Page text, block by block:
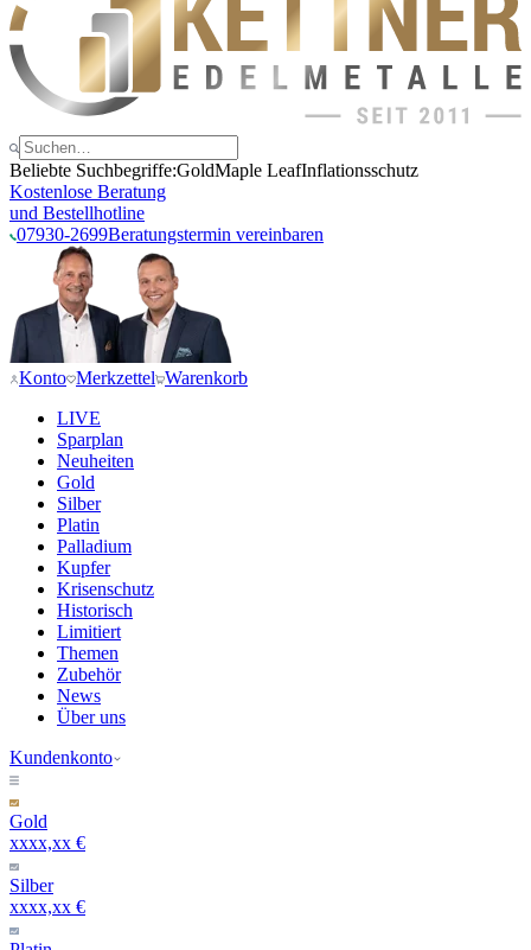
Beliebte Suchbegriffe:GoldMaple LeafInflationsschutz
Kostenlose Beratung
und Bestellhotline
07930-2699Beratungstermin vereinbaren
Konto Merkzettel Warenkorb
LIVE
Sparplan
Neuheiten
Gold
Silber
Platin
Palladium
Kupfer
Krisenschutz
Historisch
Limitiert
Themen
Zubehör
News
Über uns
Kundenkonto
Gold
xxxx,xx €
Silber
xxxx,xx €